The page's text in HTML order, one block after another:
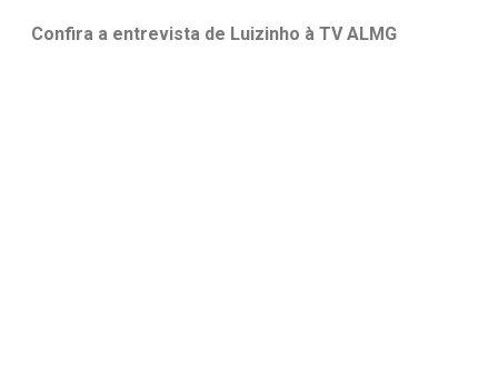
Confira a entrevista de Luizinho à TV ALMG